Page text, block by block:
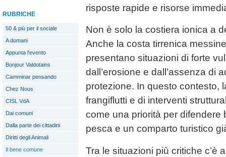
RUBRICHE
50 & più per il sociale
A domani
Appunta l'evento
Bonjour Valdotains
Camminar pensando
Chez Nous
CISL VdA
Dai comuni
Dalla parte dei cittadini
Diritti degli Animali
Il bene comune
risposte rapide e risorse
Non è solo la costiera ionica a
Anche la costa tirrenica
presentano situazioni di forte
dall’erosione e dall’assenza di
protezione. In questo contesto,
frangiflutti e di interventi
come una priorità per difendere
pesca e un comparto turistico
Tra le situazioni più critiche c’è